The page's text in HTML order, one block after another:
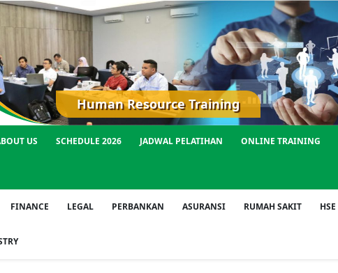
Human Resource Training
US SCHEDULE 2026 JADWAL PELATIHAN ONLINE TRAINING
FINANCE LEGAL PERBANKAN ASURANSI RUMAH SAKIT HSE